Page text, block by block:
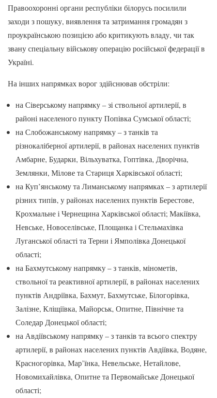
Правоохоронні органи республіки білорусь посилили
заходи з пошуку, виявлення та затримання громадян з
проукраїнською позицією або критикують владу, чи так
звану спеціальну військову операцію російської федерації в
Україні.
На інших напрямках ворог здійснював обстріли:
на Сіверському напрямку – зі ствольної артилерії, в
районі населеного пункту Попівка Сумської області;
на Слобожанському напрямку – з танків та
різнокаліберної артилерії, в районах населених пунктів
Амбарне, Бударки, Вільхуватка, Гоптівка, Дворічна,
Землянки, Мілове та Стариця Харківської області;
на Куп’янському та Лиманському напрямках – з артилерії
різних типів, у районах населених пунктів Берестове,
Крохмальне і Чернещина Харківської області; Макіївка,
Невське, Новоселівське, Площанка і Стельмахівка
Луганської області та Терни і Ямполівка Донецької
області;
на Бахмутському напрямку – з танків, мінометів,
ствольної та реактивної артилерії, в районах населених
пунктів Андріївка, Бахмут, Бахмутське, Білогорівка,
Залізне, Кліщіївка, Майорськ, Опитне, Північне та
Соледар Донецької області;
на Авдіївському напрямку – з танків та всього спектру
артилерії, в районах населених пунктів Авдіївка, Водяне,
Красногорівка, Мар’їнка, Невельське, Нетайлове,
Новомихайлівка, Опитне та Первомайське Донецької
області;